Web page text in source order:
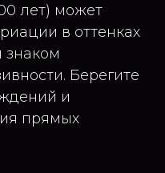
лет) может
в оттенках
знаком
Берегите
и
прямых